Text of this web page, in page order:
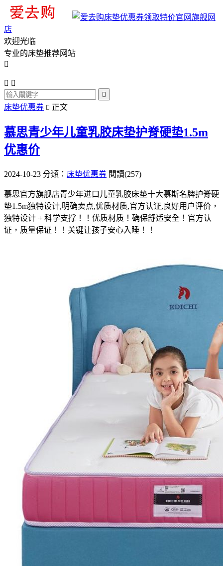
旗舰网
店
欢迎光临
专业的床垫推荐网站

 

床垫优惠券  正文
慕思青少年儿童乳胶床垫护脊硬垫1.5m
优惠价
2024-10-23 分類： 床垫优惠券 閱讀(257)
慕思官方旗舰店青少年进口儿童乳胶床垫十大慕斯名牌护脊硬
垫1.5m独特设计,明确卖点,优质材质,官方认证,良好用户评价，
独特设计 + 科学支撑！！优质材质！确保舒适安全！官方认
证，质量保证！！关键让孩子安心入睡！！